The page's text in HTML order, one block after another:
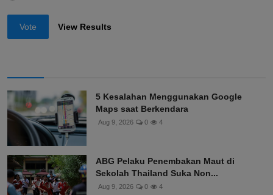
Vote View Results
5 Kesalahan Menggunakan Google
Maps saat Berkendara
Aug 9, 2026 0 4
ABG Pelaku Penembakan Maut di
Sekolah Thailand Suka Non...
Aug 9, 2026 0 4